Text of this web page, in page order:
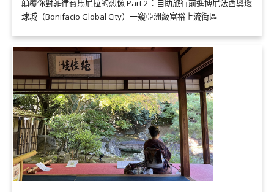
顛覆你對菲律賓馬尼拉的想像 Part 2：自助旅行前進博尼法西奧環
球城（Bonifacio Global City）一窺亞洲級富裕上流街區